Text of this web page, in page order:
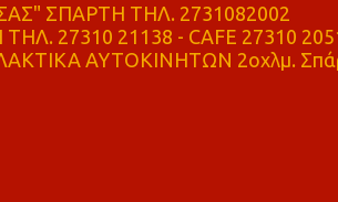
ΣΠΑΡΤΗ ΤΗΛ. 2731082002
27310 21138 - CAFE 27310
ΑΥΤΟΚΙΝΗΤΩΝ 2οχλμ.